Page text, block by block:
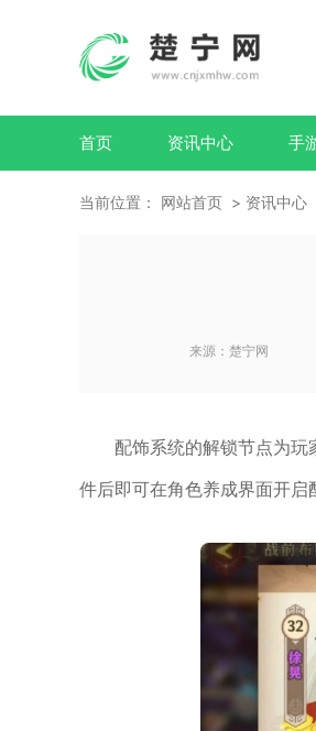
首页 资讯中心 手
当前位置： 网站首页 资讯中心
来源： 楚宁网
配饰系统的解锁节点为
件后即可在角色养成界面开启